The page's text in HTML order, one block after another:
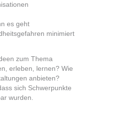
es geht
minimiert
zum Thema
erleben, lernen? Wie
anbieten?
sich Schwerpunkte
wurden.